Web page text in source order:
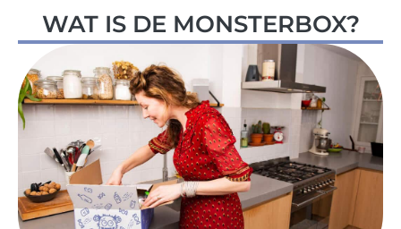
WAT IS DE MONSTERBOX?